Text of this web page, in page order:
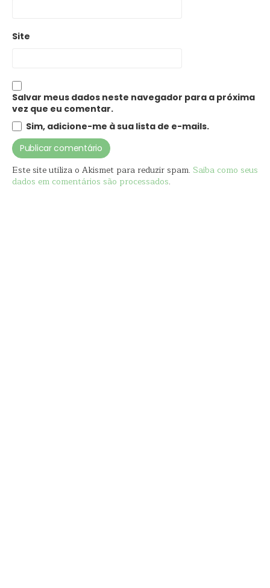
Site
Salvar meus dados neste navegador para a próxima
vez que eu comentar.
Sim, adicione-me à sua lista de e-mails.
Este site utiliza o Akismet para reduzir spam. Saiba como seus
dados em comentários são processados.